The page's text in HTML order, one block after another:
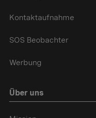
Kontaktaufnahme
SOS Beobachter
Werbung
Über uns